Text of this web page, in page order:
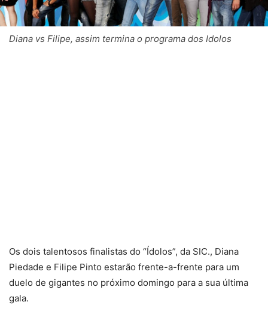
Diana vs Filipe, assim termina o programa dos Idolos
Os dois talentosos finalistas do “Ídolos”, da SIC., Diana
Piedade e Filipe Pinto estarão frente-a-frente para um
duelo de gigantes no próximo domingo para a sua última
gala.